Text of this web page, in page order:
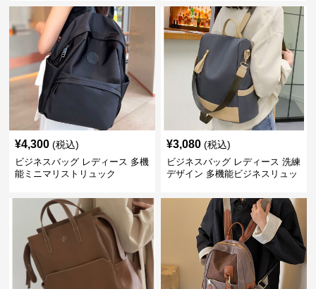
¥4,300 (税込)
ビジネスバッグ レディース 多機
能ミニマリストリュック
¥3,080 (税込)
ビジネスバッグ レディース 洗練
デザイン 多機能ビジネスリュッ